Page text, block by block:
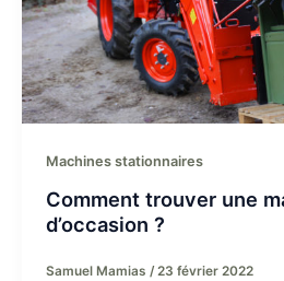
Machines stationnaires
Comment trouver une
d’occasion ?
Samuel Mamias /23 février 2022